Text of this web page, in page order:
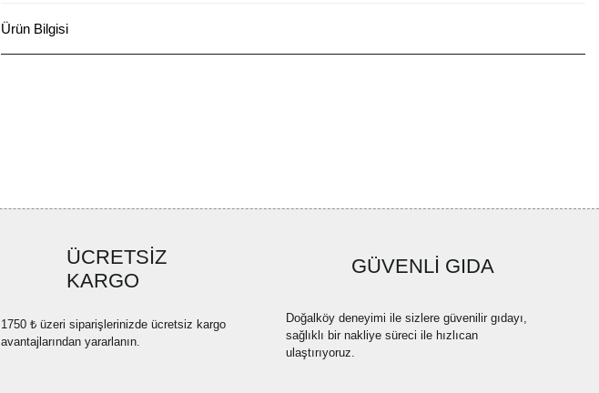
Ürün Bilgisi
ÜCRETSİZ
KARGO
1750 ₺ üzeri siparişlerinizde ücretsiz kargo
avantajlarından yararlanın.
GÜVENLİ GIDA
Doğalköy deneyimi ile sizlere güvenilir gıdayı,
sağlıklı bir nakliye süreci ile hızlıcan
ulaştırıyoruz.